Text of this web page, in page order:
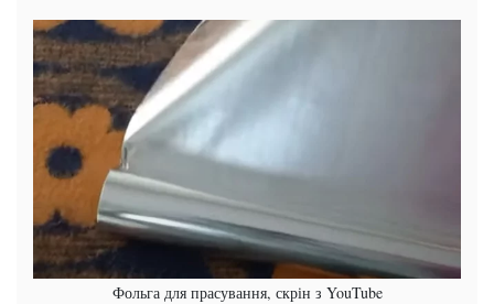
Фольга для прасування, скрін з YouTube